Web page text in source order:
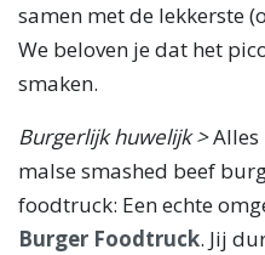
samen met de lekkerste
We beloven je dat het
smaken.
Burgerlijk huwelijk >
malse smashed beef
foodtruck: Een echte
Burger Foodtruck. Jij